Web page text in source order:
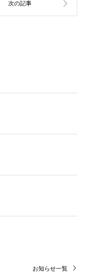
お知らせ一覧